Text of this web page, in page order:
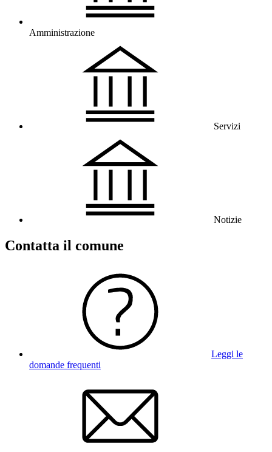
Amministrazione
Servizi
Notizie
Contatta il comune
Leggi le
domande frequenti